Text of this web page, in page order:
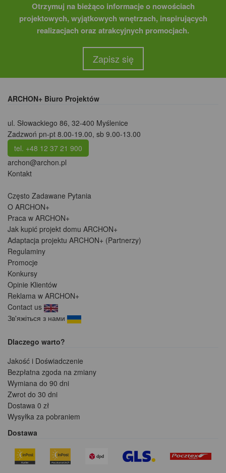
Otrzymuj na bieżąco informacje o nowościach
projektowych, wyjątkowych wnętrzach, inspirujących
realizacjach oraz atrakcyjnych promocjach.
Zapisz się
ARCHON+ Biuro Projektów
ul. Słowackiego 86, 32-400 Myślenice
Zadzwoń pn-pt 8.00-19.00, sb 9.00-13.00
tel. +48 12 37 21 900
archon@archon.pl
Kontakt
Często Zadawane Pytania
O ARCHON+
Praca w ARCHON+
Jak kupić projekt domu ARCHON+
Adaptacja projektu ARCHON+ (Partnerzy)
Regulaminy
Promocje
Konkursy
Opinie Klientów
Reklama w ARCHON+
Contact us
Зв'яжіться з нами
Dlaczego warto?
Jakość i Doświadczenie
Bezpłatna zgoda na zmiany
Wymiana do 90 dni
Zwrot do 30 dni
Dostawa 0 zł
Wysyłka za pobraniem
Dostawa